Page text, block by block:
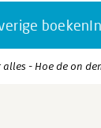
boeken
alles - Hoe de on